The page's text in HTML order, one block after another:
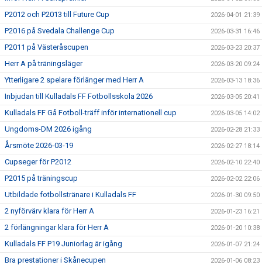
P2012 och P2013 till Future Cup 2026-04-01 21:39
P2016 på Svedala Challenge Cup 2026-03-31 16:46
P2011 på Västeråscupen 2026-03-23 20:37
Herr A på träningsläger 2026-03-20 09:24
Ytterligare 2 spelare förlänger med Herr A 2026-03-13 18:36
Inbjudan till Kulladals FF Fotbollsskola 2026 2026-03-05 20:41
Kulladals FF Gå Fotboll-träff inför internationell cup 2026-03-05 14:02
Ungdoms-DM 2026 igång 2026-02-28 21:33
Årsmöte 2026-03-19 2026-02-27 18:14
Cupseger för P2012 2026-02-10 22:40
P2015 på träningscup 2026-02-02 22:06
Utbildade fotbollstränare i Kulladals FF 2026-01-30 09:50
2 nyförvärv klara för Herr A 2026-01-23 16:21
2 förlängningar klara för Herr A 2026-01-20 10:38
Kulladals FF P19 Juniorlag är igång 2026-01-07 21:24
Bra prestationer i Skånecupen 2026-01-06 08:23